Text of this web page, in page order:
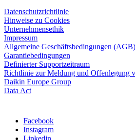
Datenschutzrichtlinie
Hinweise zu Cookies
Unternehmensethik
Impressum
Allgemeine Geschäftsbedingungen (AGB)
Garantiebedingungen
Definierter Supportzeitraum
Richtlinie zur Meldung und Offenlegung
Daikin Europe Group
Data Act
Facebook
Instagram
Linkedin